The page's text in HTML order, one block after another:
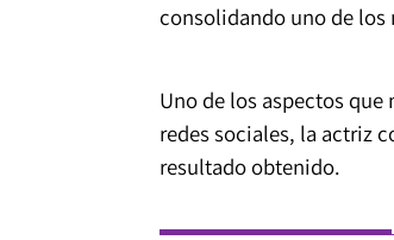
consolidando uno de los
Uno de los aspectos
redes sociales, la actriz
resultado obtenido.